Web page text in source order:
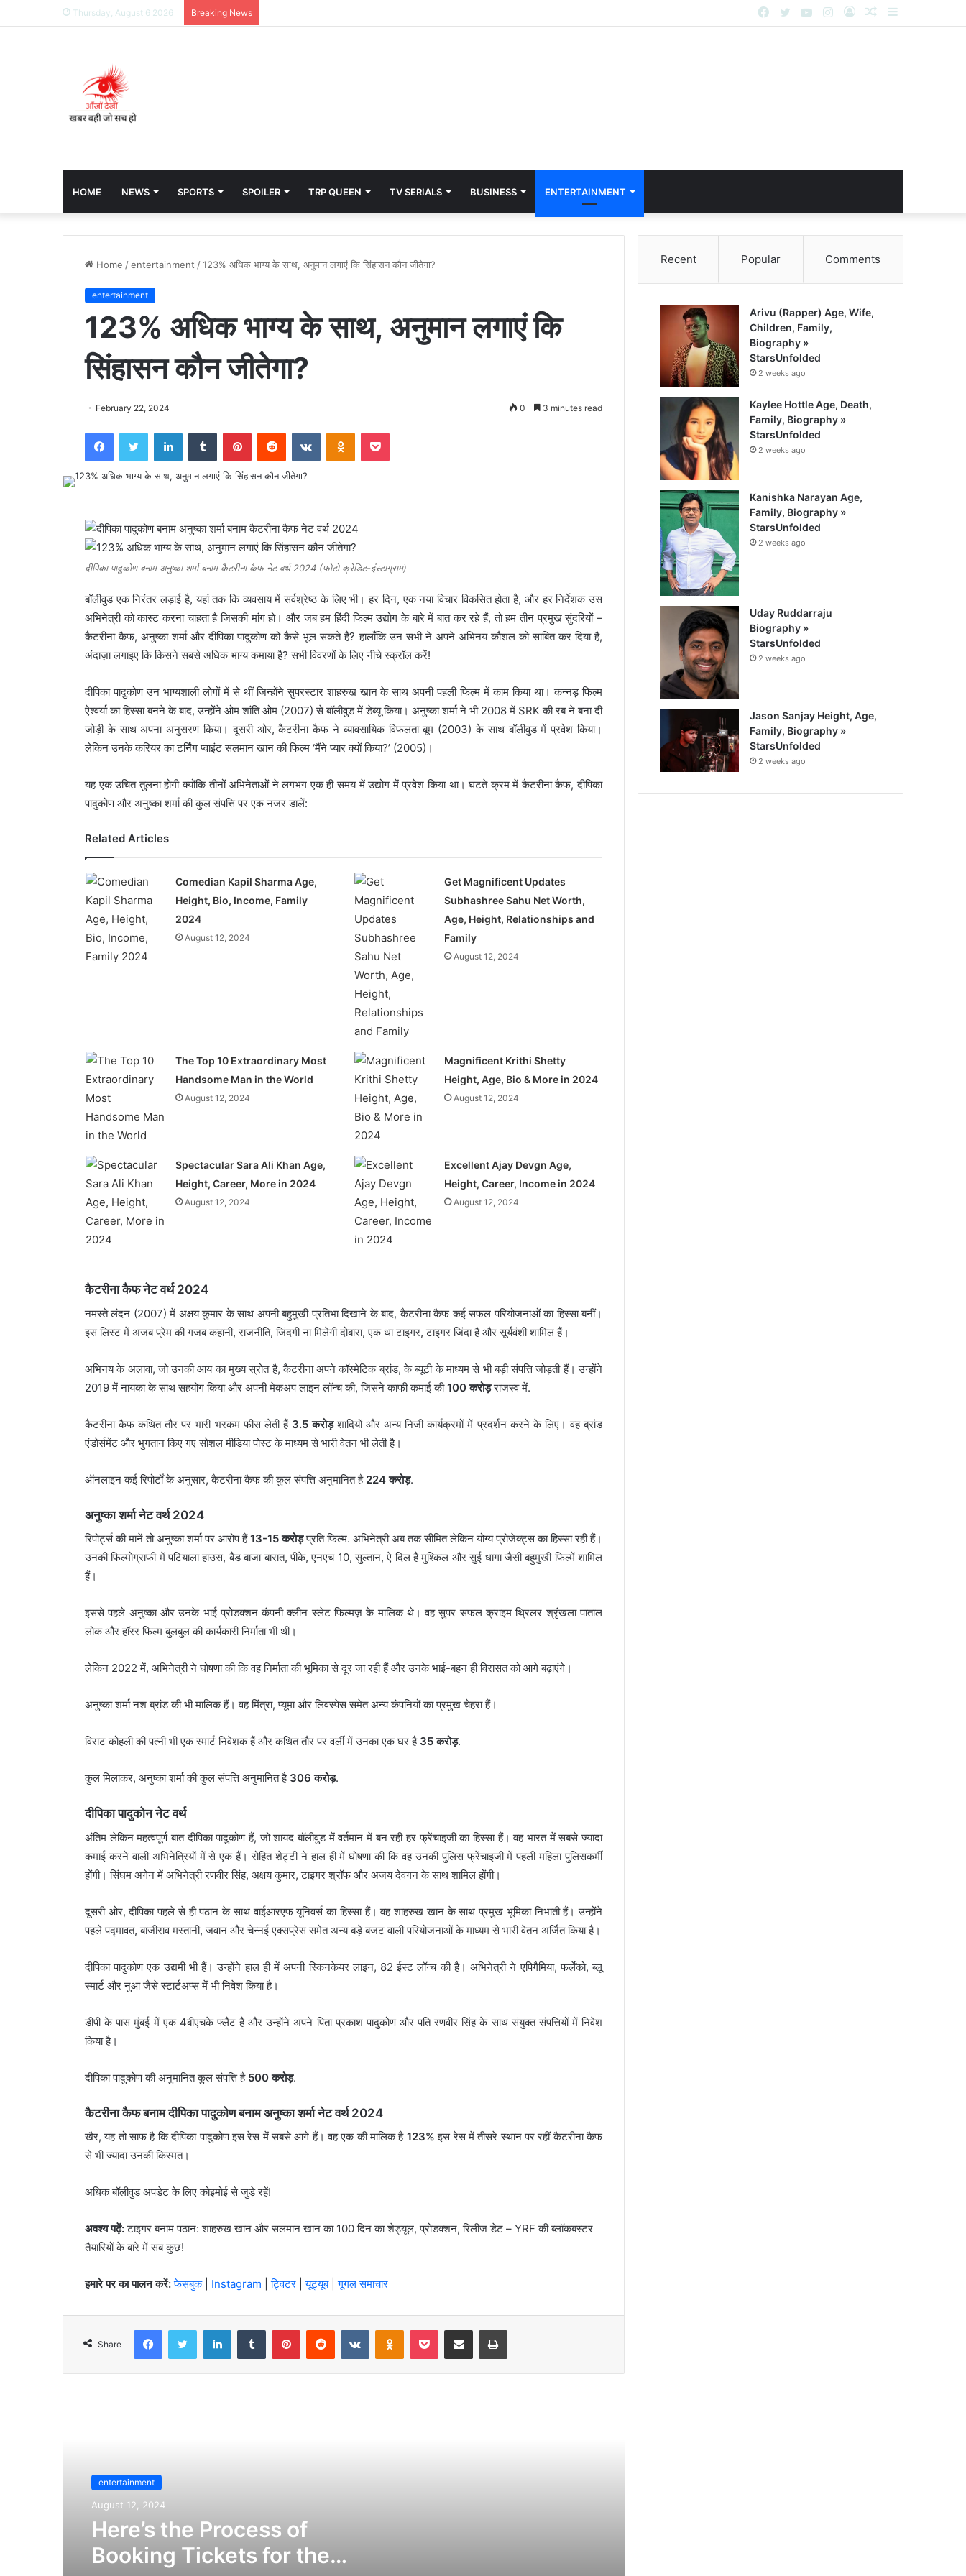
Thursday, August 6 2026 Breaking News Sidebar
Random
Log
Instagram
YouTube
Twitter
Facebook
HOME NEWS SPORTS SPOILER TRP QUEEN TV SERIALS BUSINESS ENTERTAINMENT
Home /entertainment /123% अधिक भाग्य के साथ, अनुमान लगाएं कि सिंहासन कौन जीतेगा?
entertainment
123% अधिक भाग्य के साथ, अनुमान लगाएं कि
सिंहासन कौन जीतेगा?
February 22, 2024 0 3 minutes read
FacebookTwitter LinkedInTumblr PinterestReddit VKontakteOdnoklassniki
Pocket
दीपिका पादुकोण बनाम अनुष्का शर्मा बनाम कैटरीना कैफ नेट वर्थ 2024 (फोटो क्रेडिट-इंस्टाग्राम)
बॉलीवुड एक निरंतर लड़ाई है, यहां तक ​​कि व्यवसाय में सर्वश्रेष्ठ के लिए भी। हर दिन, एक नया विचार विकसित होता है, और हर निर्देशक उस
अभिनेत्री को कास्ट करना चाहता है जिसकी मांग हो। और जब हम हिंदी फिल्म उद्योग के बारे में बात कर रहे हैं, तो हम तीन प्रमुख सुंदरियों –
कैटरीना कैफ, अनुष्का शर्मा और दीपिका पादुकोण को कैसे भूल सकते हैं? हालाँकि उन सभी ने अपने अभिनय कौशल को साबित कर दिया है,
अंदाज़ा लगाइए कि किसने सबसे अधिक भाग्य कमाया है? सभी विवरणों के लिए नीचे स्क्रॉल करें!
दीपिका पादुकोण उन भाग्यशाली लोगों में से थीं जिन्होंने सुपरस्टार शाहरुख खान के साथ अपनी पहली फिल्म में काम किया था। कन्नड़ फिल्म
ऐश्वर्या का हिस्सा बनने के बाद, उन्होंने ओम शांति ओम (2007) से बॉलीवुड में डेब्यू किया। अनुष्का शर्मा ने भी 2008 में SRK की रब ने बना दी
जोड़ी के साथ अपना अनुसरण किया। दूसरी ओर, कैटरीना कैफ ने व्यावसायिक विफलता बूम (2003) के साथ बॉलीवुड में प्रवेश किया।
लेकिन उनके करियर का टर्निंग प्वाइंट सलमान खान की फिल्म ‘मैंने प्यार क्यों किया?’ (2005)।
यह एक उचित तुलना होगी क्योंकि तीनों अभिनेताओं ने लगभग एक ही समय में उद्योग में प्रवेश किया था। घटते क्रम में कैटरीना कैफ, दीपिका
पादुकोण और अनुष्का शर्मा की कुल संपत्ति पर एक नजर डालें:
Related Articles
Comedian Kapil Sharma Age,
Height, Bio, Income, Family
2024
August 12, 2024
Get Magnificent Updates
Subhashree Sahu Net Worth,
Age, Height, Relationships and
Family
August 12, 2024
The Top 10 Extraordinary Most
Handsome Man in the World
August 12, 2024
Magnificent Krithi Shetty
Height, Age, Bio & More in 2024
August 12, 2024
Spectacular Sara Ali Khan Age,
Height, Career, More in 2024
August 12, 2024
Excellent Ajay Devgn Age,
Height, Career, Income in 2024
August 12, 2024
कैटरीना कैफ नेट वर्थ 2024
नमस्ते लंदन (2007) में अक्षय कुमार के साथ अपनी बहुमुखी प्रतिभा दिखाने के बाद, कैटरीना कैफ कई सफल परियोजनाओं का हिस्सा बनीं।
इस लिस्ट में अजब प्रेम की गजब कहानी, राजनीति, जिंदगी ना मिलेगी दोबारा, एक था टाइगर, टाइगर जिंदा है और सूर्यवंशी शामिल हैं।
अभिनय के अलावा, जो उनकी आय का मुख्य स्रोत है, कैटरीना अपने कॉस्मेटिक ब्रांड, के ब्यूटी के माध्यम से भी बड़ी संपत्ति जोड़ती हैं। उन्होंने
2019 में नायका के साथ सहयोग किया और अपनी मेकअप लाइन लॉन्च की, जिसने काफी कमाई की100 करोड़राजस्व में.
कैटरीना कैफ कथित तौर पर भारी भरकम फीस लेती हैं 3.5 करोड़शादियों और अन्य निजी कार्यक्रमों में प्रदर्शन करने के लिए। वह ब्रांड
एंडोर्समेंट और भुगतान किए गए सोशल मीडिया पोस्ट के माध्यम से भारी वेतन भी लेती है।
ऑनलाइन कई रिपोर्टों के अनुसार, कैटरीना कैफ की कुल संपत्ति अनुमानित है 224 करोड़.
अनुष्का शर्मा नेट वर्थ 2024
रिपोर्ट्स की मानें तो अनुष्का शर्मा पर आरोप हैं13-15 करोड़प्रति फिल्म. अभिनेत्री अब तक सीमित लेकिन योग्य प्रोजेक्ट्स का हिस्सा रही हैं।
उनकी फिल्मोग्राफी में पटियाला हाउस, बैंड बाजा बारात, पीके, एनएच 10, सुल्तान, ऐ दिल है मुश्किल और सुई धागा जैसी बहुमुखी फिल्में शामिल
हैं।
इससे पहले अनुष्का और उनके भाई प्रोडक्शन कंपनी क्लीन स्लेट फिल्मज़ के मालिक थे। वह सुपर सफल क्राइम थ्रिलर श्रृंखला पाताल
लोक और हॉरर फिल्म बुलबुल की कार्यकारी निर्माता भी थीं।
लेकिन 2022 में, अभिनेत्री ने घोषणा की कि वह निर्माता की भूमिका से दूर जा रही हैं और उनके भाई-बहन ही विरासत को आगे बढ़ाएंगे।
अनुष्का शर्मा नश ब्रांड की भी मालिक हैं। वह मिंत्रा, प्यूमा और लिवस्पेस समेत अन्य कंपनियों का प्रमुख चेहरा हैं।
विराट कोहली की पत्नी भी एक स्मार्ट निवेशक हैं और कथित तौर पर वर्ली में उनका एक घर है 35 करोड़.
कुल मिलाकर, अनुष्का शर्मा की कुल संपत्ति अनुमानित है 306 करोड़.
दीपिका पादुकोन नेट वर्थ
अंतिम लेकिन महत्वपूर्ण बात दीपिका पादुकोण हैं, जो शायद बॉलीवुड में वर्तमान में बन रही हर फ्रेंचाइजी का हिस्सा हैं। वह भारत में सबसे ज्यादा
कमाई करने वाली अभिनेत्रियों में से एक हैं। रोहित शेट्टी ने हाल ही में घोषणा की कि वह उनकी पुलिस फ्रेंचाइजी में पहली महिला पुलिसकर्मी
होंगी। सिंघम अगेन में अभिनेत्री रणवीर सिंह, अक्षय कुमार, टाइगर श्रॉफ और अजय देवगन के साथ शामिल होंगी।
दूसरी ओर, दीपिका पहले से ही पठान के साथ वाईआरएफ यूनिवर्स का हिस्सा हैं। वह शाहरुख खान के साथ प्रमुख भूमिका निभाती हैं। उन्होंने
पहले पद्मावत, बाजीराव मस्तानी, जवान और चेन्नई एक्सप्रेस समेत अन्य बड़े बजट वाली परियोजनाओं के माध्यम से भारी वेतन अर्जित किया है।
दीपिका पादुकोण एक उद्यमी भी हैं। उन्होंने हाल ही में अपनी स्किनकेयर लाइन, 82 ईस्ट लॉन्च की है। अभिनेत्री ने एपिगैमिया, फर्लेंको, ब्लू
स्मार्ट और नुआ जैसे स्टार्टअप्स में भी निवेश किया है।
डीपी के पास मुंबई में एक 4बीएचके फ्लैट है और उन्होंने अपने पिता प्रकाश पादुकोण और पति रणवीर सिंह के साथ संयुक्त संपत्तियों में निवेश
किया है।
दीपिका पादुकोण की अनुमानित कुल संपत्ति है 500 करोड़.
कैटरीना कैफ बनाम दीपिका पादुकोण बनाम अनुष्का शर्मा नेट वर्थ 2024
खैर, यह तो साफ है कि दीपिका पादुकोण इस रेस में सबसे आगे हैं। वह एक की मालिक है 123% इस रेस में तीसरे स्थान पर रहीं कैटरीना कैफ
से भी ज्यादा उनकी किस्मत।
अधिक बॉलीवुड अपडेट के लिए कोइमोई से जुड़े रहें!
अवश्य पढ़ें: टाइगर बनाम पठान: शाहरुख खान और सलमान खान का 100 दिन का शेड्यूल, प्रोडक्शन, रिलीज डेट – YRF की ब्लॉकबस्टर
तैयारियों के बारे में सब कुछ!
हमारे पर का पालन करें: फेसबुक| Instagram |ट्विटर |यूट्यूब|गूगल समाचार
Share
FacebookTwitter LinkedInTumblr PinterestReddit VKontakteOdnoklassniki
Pocket Share via Email Print
entertainment
August 12, 2024
Here’s the Process of
Booking Tickets for the
Splendid Natalie Portman Age, Height,
Bio, Career in 2024
Recent Popular Comments
Arivu (Rapper) Age, Wife,
Children, Family,
Biography »
StarsUnfolded
2 weeks ago
Kaylee Hottle Age, Death,
Family, Biography »
StarsUnfolded
2 weeks ago
Kanishka Narayan Age,
Family, Biography »
StarsUnfolded
2 weeks ago
Uday Ruddarraju
Biography »
StarsUnfolded
2 weeks ago
Jason Sanjay Height, Age,
Family, Biography »
StarsUnfolded
2 weeks ago